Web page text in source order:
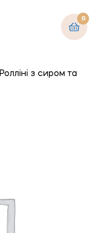
0
Ролліні з сиром та